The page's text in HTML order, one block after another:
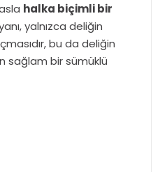
halka biçimli bir
yalnızca deliğin
bu da deliğin
sağlam bir sümüklü